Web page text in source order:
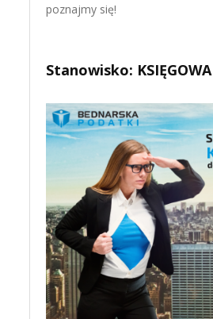
poznajmy się!
Stanowisko: KSIĘGOWA